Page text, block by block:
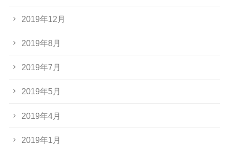
2019年12月
2019年8月
2019年7月
2019年5月
2019年4月
2019年1月